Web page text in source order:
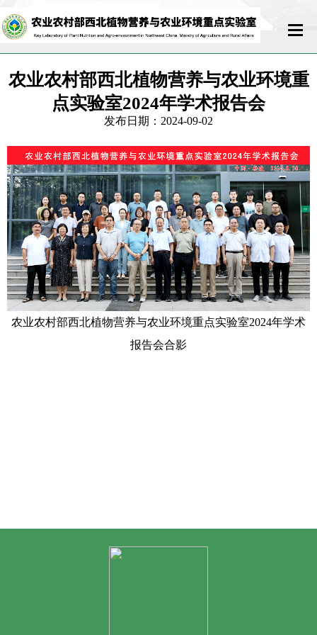
首页
实验室概况
科研队伍
科学研究
开放交流
运行管理
联系我们
农业农村部西北植物营养与农业环境重
点实验室2024年学术报告会
发布日期：2024-09-02
农业农村部西北植物营养与农业环境重点实验室2024年学术
报告会合影